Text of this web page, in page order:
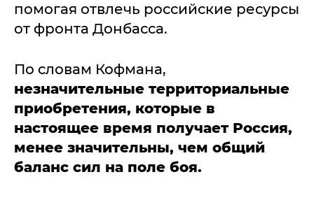
помогая отвлечь российские ресурсы
от фронта Донбасса.
По словам Кофмана,
незначительные территориальные
приобретения, которые в
настоящее время получает Россия,
менее значительны, чем общий
баланс сил на поле боя.